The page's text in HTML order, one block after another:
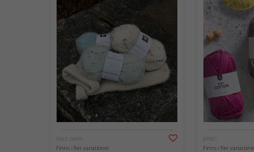
DALE GARN
Finns i fler variationer
JÄRBO
Finns i fler